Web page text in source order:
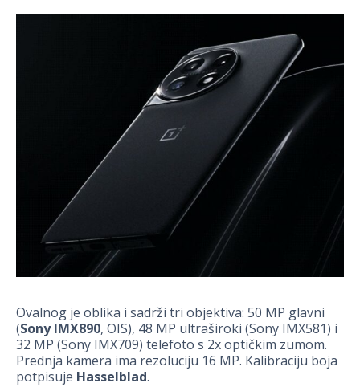
Ovalnog je oblika i sadrži tri objektiva: 50 MP glavni
(Sony IMX890, OIS), 48 MP ultraširoki (Sony IMX581) i
32 MP (Sony IMX709) telefoto s 2x optičkim zumom.
Prednja kamera ima rezoluciju 16 MP. Kalibraciju boja
potpisuje Hasselblad.